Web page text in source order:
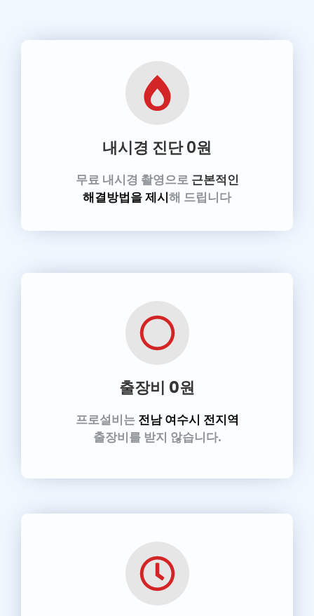
내시경 진단0원
무료 내시경 촬영으로 근본적인
해결방법을 제시해 드립니다
출장비 0원
프로설비는 전남 여수시 전지역
출장비를 받지 않습니다.